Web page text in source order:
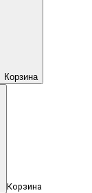
Корзина
Корзина